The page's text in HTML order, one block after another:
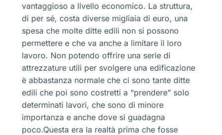
vantaggioso a livello economico. La struttura,
di per sé, costa diverse migliaia di euro, una
spesa che molte ditte edili non si possono
permettere e che va anche a limitare il loro
lavoro. Non potendo offrire una serie di
attrezzature utili per svolgere una edificazione
è abbastanza normale che ci sono tante ditte
edili che poi sono costretti a “prendere” solo
determinati lavori, che sono di minore
importanza e anche dove si guadagna
poco.Questa era la realtà prima che fosse